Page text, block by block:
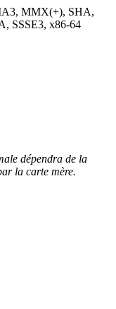
MMX(+), SHA,
SSSE3, x86-64
dépendra de la
la carte mère.